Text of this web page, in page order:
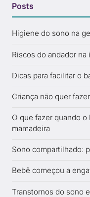
Posts
Higiene do sono na
Riscos do andador
Dicas para facilitar o
Criança não quer
O que fazer quando
mamadeira
Sono compartilhado:
Bebê começou a
Transtornos do sono